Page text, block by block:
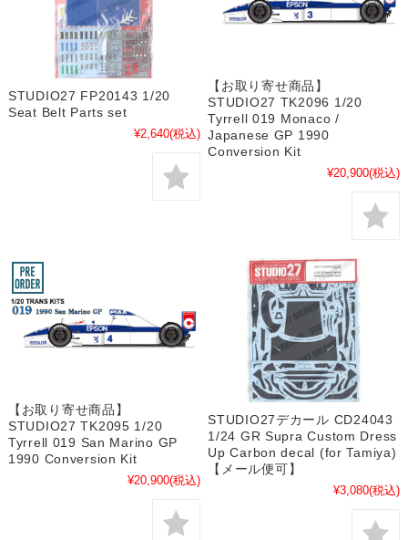
STUDIO27 FP20143 1/20
Seat Belt Parts set
¥2,640(税込)
【お取り寄せ商品】
STUDIO27 TK2096 1/20
Tyrrell 019 Monaco /
Japanese GP 1990
Conversion Kit
¥20,900(税込)
【お取り寄せ商品】
STUDIO27 TK2095 1/20
Tyrrell 019 San Marino GP
1990 Conversion Kit
¥20,900(税込)
STUDIO27デカール CD24043
1/24 GR Supra Custom Dress
Up Carbon decal (for Tamiya)
【メール便可】
¥3,080(税込)